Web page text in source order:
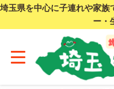
埼玉県を中心に子連れや家族
ー・